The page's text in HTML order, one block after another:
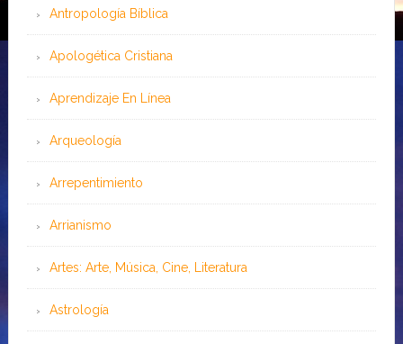
Antropología Bíblica
Apologética Cristiana
Aprendizaje En Línea
Arqueología
Arrepentimiento
Arrianismo
Artes: Arte, Música, Cine, Literatura
Astrología